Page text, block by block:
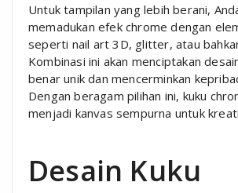
Untuk tampilan yang lebih berani,
memadukan efek chrome dengan
seperti nail art 3D, glitter, atau
Kombinasi ini akan menciptakan
benar unik dan mencerminkan
Dengan beragam pilihan ini, kuku
menjadi kanvas sempurna untuk
Desain Kuku